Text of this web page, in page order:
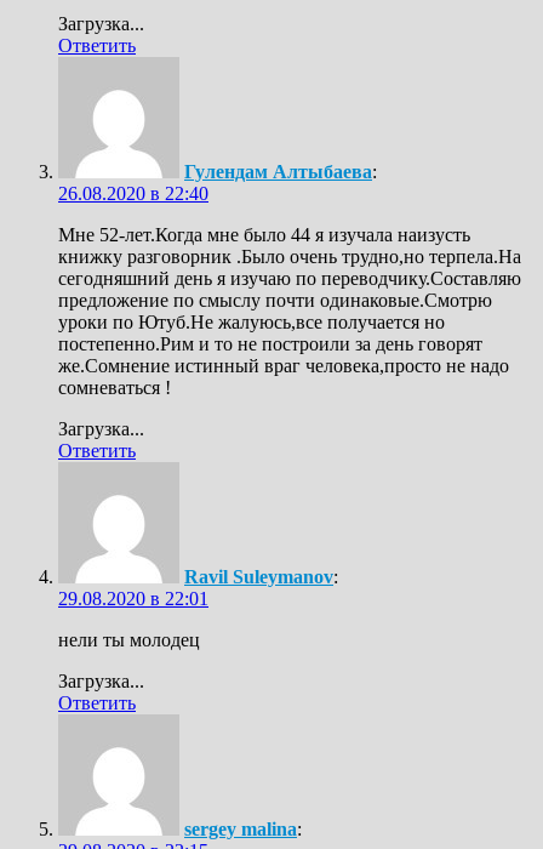
Загрузка...
Ответить
Гулендам Алтыбаева:
26.08.2020 в 22:40
Мне 52-лет.Когда мне было 44 я изучала наизусть
книжку разговорник .Было очень трудно,но терпела.На
сегодняшний день я изучаю по переводчику.Составляю
предложение по смыслу почти одинаковые.Смотрю
уроки по Ютуб.Не жалуюсь,все получается но
постепенно.Рим и то не построили за день говорят
же.Сомнение истинный враг человека,просто не надо
сомневаться !
Загрузка...
Ответить
Ravil Suleymanov:
29.08.2020 в 22:01
нели ты молодец
Загрузка...
Ответить
sergey malina: